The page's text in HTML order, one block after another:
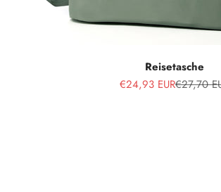
Reisetasche
Angebot
€24,93 EURRegulärer
€27,70